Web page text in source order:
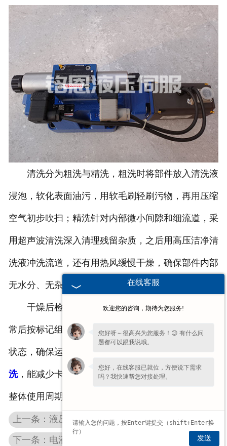
清洗分为粗洗与精洗，粗洗时将部件放入清洗液
浸泡，软化表面油污，用软毛刷轻刷污物，再用压缩
空气初步吹扫；精洗针对内部微小间隙和细流道，采
用超声波清洗深入清理残留杂质，之后用高压洁净清
洗液冲洗流道，还有用热风缓慢干燥，确保部件内部
无水分、无杂质残留。
干燥后检查部件表面有无磨损、变形，确认无异
常后按标记组装，组装完成后测试动作流畅性与响应
状态，确保运行平稳。定期做力士乐
洗，能减少卡滞、失灵等故障，延缓部件磨损，延长
整体使用周期。
上一条：液压精密元件检修，福建力士乐伺服阀维修处理运行故障问题
下一条：电液控制核心元件，福建MOOG伺服阀适配多类工业液压场景
在线客服
欢迎您的咨询，期待为您服务!
您好呀～很高兴为您服务！😊 有什么问
题都可以跟我说哦。
您好，在线客服已就位，方便说下需求
吗？我快速帮您对接处理。
发送